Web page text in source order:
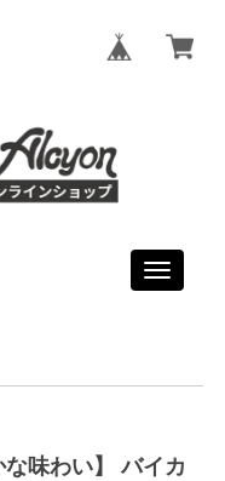
Toggle
な味わい】 バイカ